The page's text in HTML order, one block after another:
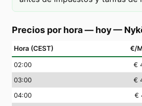
Precios por hora — hoy—
Hora (CEST) €/
02:00 €
03:00 €
04:00 €